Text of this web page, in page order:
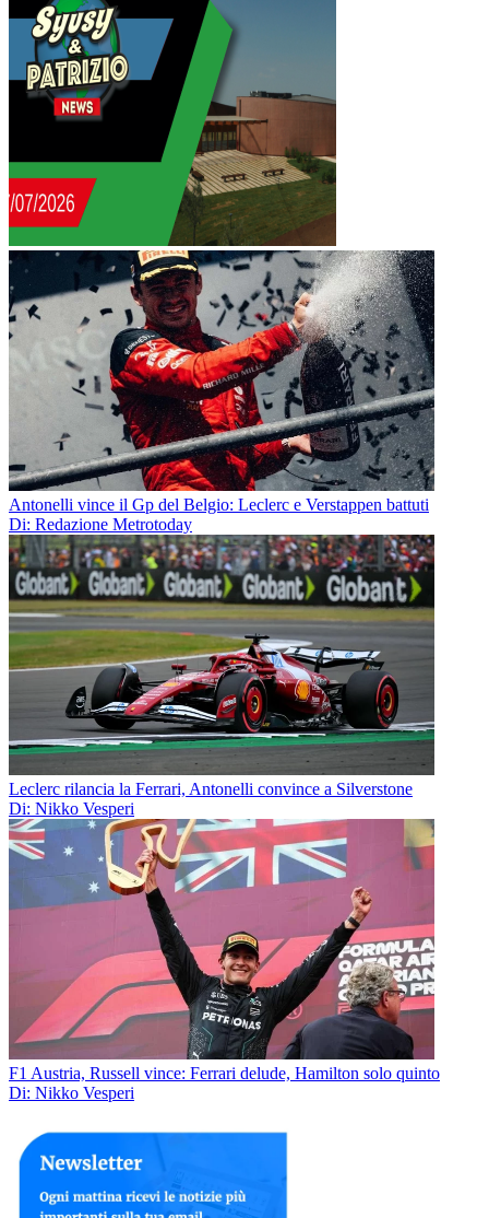
Antonelli vince il Gp del Belgio: Leclerc e Verstappen battuti
Di: Redazione Metrotoday
Leclerc rilancia la Ferrari, Antonelli convince a Silverstone
Di: Nikko Vesperi
F1 Austria, Russell vince: Ferrari delude, Hamilton solo quinto
Di: Nikko Vesperi